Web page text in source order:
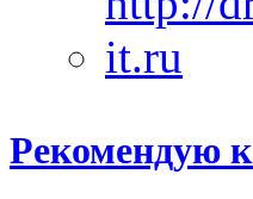
Рекомендую